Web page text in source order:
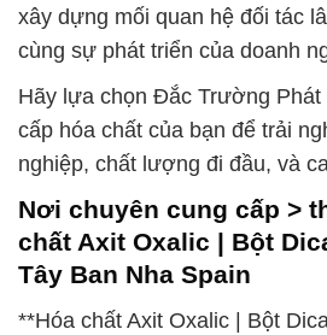
xây dựng mối quan hệ đối tác
cùng sự phát triển của doanh
Hãy lựa chọn Đắc Trường Phát
cấp hóa chất của bạn để trải
nghiệp, chất lượng đi đầu, và
Nơi chuyên cung cấp >
chất Axit Oxalic | Bột
Tây Ban Nha Spain
**Hóa chất Axit Oxalic | Bột